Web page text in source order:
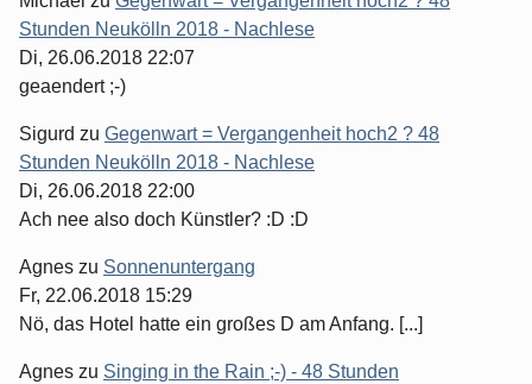
Stunden Neukölln 2018 - Nachlese
Di, 26.06.2018 22:07
geaendert ;-)
Sigurd zu Gegenwart = Vergangenheit hoch2 ? 48
Stunden Neukölln 2018 - Nachlese
Di, 26.06.2018 22:00
Ach nee also doch Künstler? :D :D
Agnes zu Sonnenuntergang
Fr, 22.06.2018 15:29
Nö, das Hotel hatte ein großes D am Anfang. [...]
Agnes zu Singing in the Rain ;-) - 48 Stunden